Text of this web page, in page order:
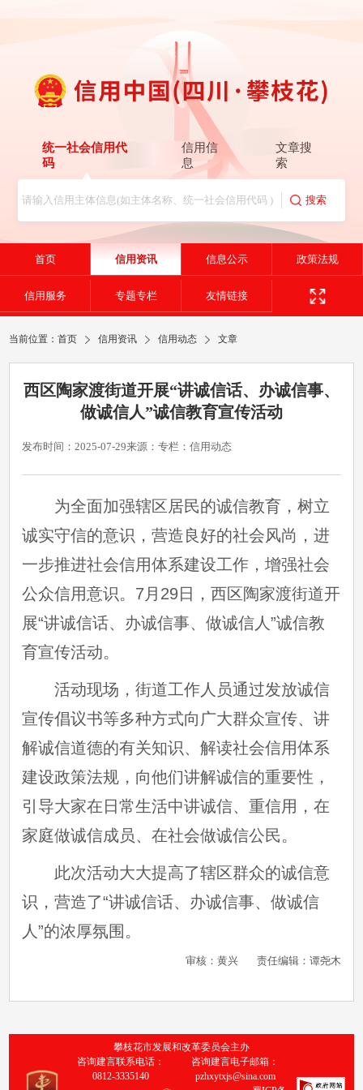
统一社会信用代
码
信用信
息
文章搜
索
首页 信用资讯 信息公示 政策法规
信用服务 专题专栏 友情链接
当前位置：首页 信用资讯 信用动态 文章
西区陶家渡街道开展“讲诚信话、办诚信事、
做诚信人”诚信教育宣传活动
发布时间：2025-07-29来源：专栏：信用动态
为全面加强辖区居民的诚信教育，树立
诚实守信的意识，营造良好的社会风尚，进
一步推进社会信用体系建设工作，增强社会
公众信用意识。 7 月 29日 ，西区陶家渡街道开
展“讲诚信话、办诚信事、做诚信人”诚信教
育宣传活动。
活动现场，街道工作人员通过发放诚信
宣传倡议书等多种方式向广大群众宣传、讲
解诚信道德的有关知识、解读社会信用体系
建设政策法规，向他们讲解诚信的重要性，
引导大家在日常生活中讲诚信、重信用，在
家庭做诚信成员、在社会做诚信公民。
此次活动大大提高了辖区群众的诚信意
识，营造了“讲诚信话、办诚信事、做诚信
人”的浓厚氛围。
审核：黄兴 责任编辑：谭尧木
攀枝花市发展和改革委员会主办
咨询建言联系电话：
0812-3335140
咨询建言电子邮箱：
pzhxytxjs@sina.com